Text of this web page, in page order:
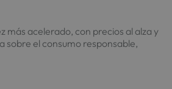
más acelerado, con precios al alza y
sobre el consumo responsable,